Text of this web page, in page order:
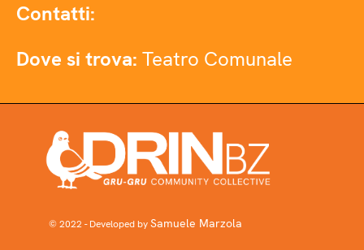
Contatti:
Dove si trova: Teatro Comunale
© 2022 - Developed bySamuele Marzola